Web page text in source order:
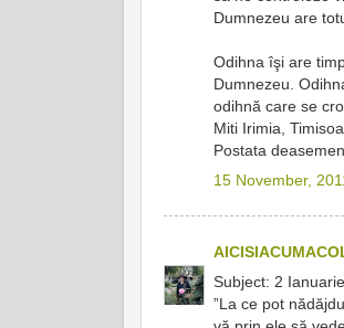
Dumnezeu are
Odihna îşi are
Dumnezeu.
odihnă care se
Miti Irimia,
Postata
15 November,
Subject: 2 Ianuarie
”La ce pot